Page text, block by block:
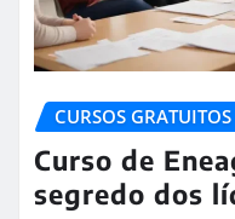
CURSOS GRATUITOS
Curso de
segredo dos